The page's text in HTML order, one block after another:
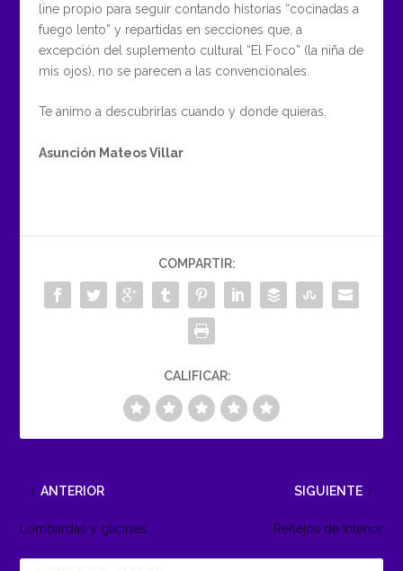
line propio para seguir contando historias “cocinadas a
fuego lento” y repartidas en secciones que, a
excepción del suplemento cultural “El Foco” (la niña de
mis ojos), no se parecen a las convencionales.
Te animo a descubrirlas cuando y donde quieras.
Asunción Mateos Villar
COMPARTIR:
CALIFICAR:
ANTERIOR
Lombardas y glicinias
SIGUIENTE
Reflejos de Interior